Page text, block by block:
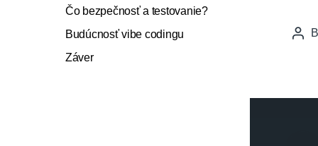
Čo bezpečnosť a testovanie?
Budúcnosť vibe codingu
Záver